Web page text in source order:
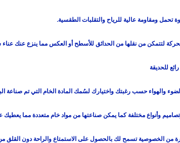
تحمل ومقاومة عالية للرياح والتقلبات الطقسية.
متحركة لتتمكن من نقلها من الحدائق للأسطح أو العكس مما ينزع عنك
للحديقة
والهواء حسب رغبتك واختيارك لسُمك المادة الخام التي تم صناعة
وأنواع مختلفة كما يمكن صناعتها من مواد خام متعددة مما يعطيك
من الخصوصية تسمح لك بالحصول على الاستمتاع والراحة دون القلق